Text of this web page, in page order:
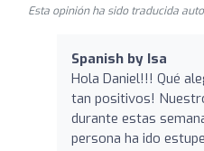
Esta opinión ha sido traducida
Spanish by Isa
Hola Daniel!!! Qué
tan positivos!
durante estas
persona ha ido